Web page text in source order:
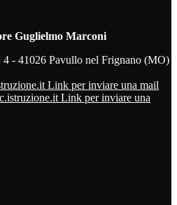
Guglielmo Marconi
- 41026 Pavullo nel Frignano (MO)
Link per inviare una mail
Link per inviare una